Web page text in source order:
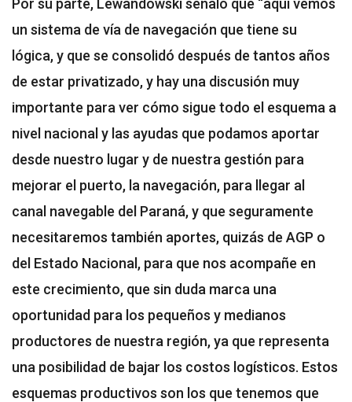
Por su parte, Lewandowski señaló que “aquí vemos
un sistema de vía de navegación que tiene su
lógica, y que se consolidó después de tantos años
de estar privatizado, y hay una discusión muy
importante para ver cómo sigue todo el esquema a
nivel nacional y las ayudas que podamos aportar
desde nuestro lugar y de nuestra gestión para
mejorar el puerto, la navegación, para llegar al
canal navegable del Paraná, y que seguramente
necesitaremos también aportes, quizás de AGP o
del Estado Nacional, para que nos acompañe en
este crecimiento, que sin duda marca una
oportunidad para los pequeños y medianos
productores de nuestra región, ya que representa
una posibilidad de bajar los costos logísticos. Estos
esquemas productivos son los que tenemos que